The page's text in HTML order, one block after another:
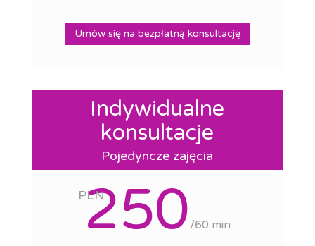
Umów się na bezpłatną konsultację
Indywidualne
konsultacje
Pojedyncze zajęcia
PLN
250 /60 min